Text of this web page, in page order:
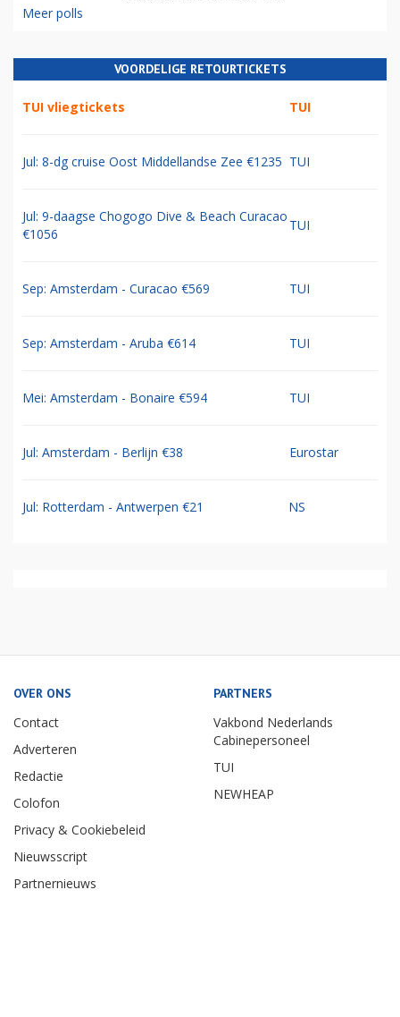
Meer polls
VOORDELIGE RETOURTICKETS
TUI vliegtickets TUI
Jul: 8-dg cruise Oost Middellandse Zee €1235 TUI
Jul: 9-daagse Chogogo Dive & Beach Curacao
€1056
TUI
Sep: Amsterdam - Curacao €569 TUI
Sep: Amsterdam - Aruba €614 TUI
Mei: Amsterdam - Bonaire €594 TUI
Jul: Amsterdam - Berlijn €38 Eurostar
Jul: Rotterdam - Antwerpen €21 NS
OVER ONS
Contact
Adverteren
Redactie
Colofon
Privacy & Cookiebeleid
Nieuwsscript
Partnernieuws
PARTNERS
Vakbond Nederlands
Cabinepersoneel
TUI
NEWHEAP